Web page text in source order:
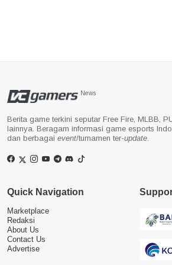
News
Berita game terkini seputar Free Fire, MLBB,
lainnya. Beragam informasi game esports
dan berbagai event/turnamen ter-update
Quick Navigation
Marketplace
Redaksi
About Us
Contact Us
Advertise